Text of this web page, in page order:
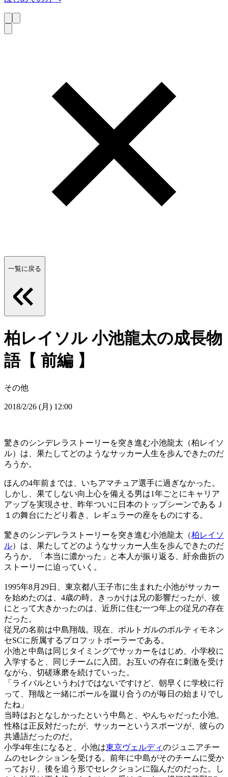
一覧に戻る
柏レイソル 小池龍太の成長物
語【 前編 】
その他
2018/2/26 (月) 12:00
驚きのシンデレラストーリーを突き進む小池龍太（柏レイソ
ル）は、果たしてどのようなサッカー人生を歩んできたのだ
ろうか。
ほんの4年前までは、いちアマチュア選手に過ぎなかった。
しかし、果てしない向上心を備える男は1年ごとにキャリア
アップを実現させ、昨年ついに日本のトップシーンであるＪ
１の舞台にたどり着き、レギュラーの座をものにする。
驚きのシンデレラストーリーを突き進む小池龍太（柏レイソ
ル）は、果たしてどのようなサッカー人生を歩んできたのだ
ろうか。「本当に濃かった」と本人が振り返る、紆余曲折の
ストーリーに迫っていく。
1995年8月29日、東京都八王子市に生まれた小池がサッカー
を始めたのは、4歳の時。きっかけは兄の影響だったが、彼
にとって大きかったのは、近所に住む一つ年上の従兄の存在
だった。
従兄の名前は中島翔哉。現在、ポルトガルのポルティモネン
セSCに所属するプロフットボーラーである。
小池と中島は同じタイミングでサッカーをはじめ、小学校に
入学すると、同じチームに入団。お互いの存在に刺激を受け
ながら、切磋琢磨を続けていった。
「ライバルというわけではないですけど、朝早くに学校に行
って、翔哉と一緒にボールを蹴り合うのが毎日の始まりでし
たね」
当時はおとなしかったという中島と、やんちゃだった小池。
性格は正反対だったが、サッカーというスポーツが、彼らの
共通語だったのだ。
小学4年生になると、小池は東京ヴェルディのジュニアチー
ムのセレクションを受ける。前年に中島がそのチームに受か
っており、後を追う形でセレクションに臨んだのだった。し